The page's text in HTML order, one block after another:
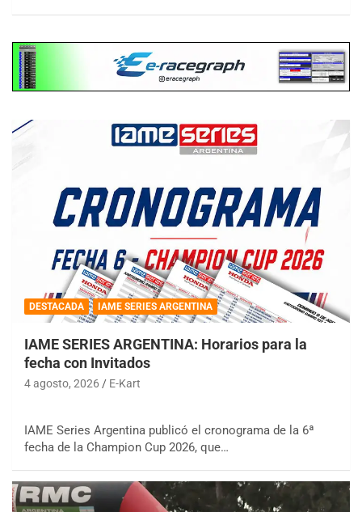
DESTACADA IAME SERIES ARGENTINA
IAME SERIES ARGENTINA: Horarios para la
fecha con Invitados
4 agosto, 2026 E-Kart
IAME Series Argentina publicó el cronograma de la 6ª
fecha de la Champion Cup 2026, que…